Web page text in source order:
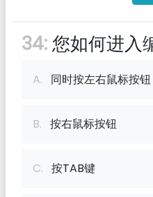
34:您如何进入
A. 同时按左右鼠标按钮
B. 按右鼠标按钮
C. 按TAB键